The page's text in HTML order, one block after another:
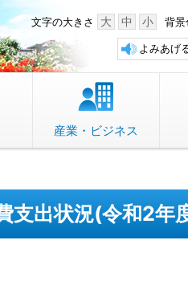
ふるさと 背景
文字の大きさ 大 中 小
よみあげ
産業・ビジネス
支出状況(令和2年